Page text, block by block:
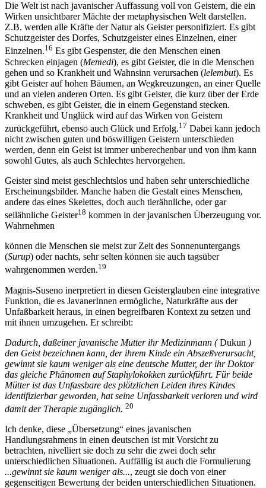
Die Welt ist nach javanischer Auffassung voll von Geistern, die ein
Wirken unsichtbarer Mächte der metaphysischen Welt darstellen.
Z.B. werden alle Kräfte der Natur als Geister personifiziert. Es gibt
Schutzgeister des Dorfes, Schutzgeister eines Einzelnen, einer
Einzelnen.16 Es gibt Gespenster, die den Menschen einen
Schrecken einjagen (Memedi), es gibt Geister, die in die Menschen
gehen und so Krankheit und Wahnsinn verursachen (lelembut). Es
gibt Geister auf hohen Bäumen, an Wegkreuzungen, an einer Quelle
und an vielen anderen Orten. Es gibt Geister, die kurz über der Erde
schweben, es gibt Geister, die in einem Gegenstand stecken.
Krankheit und Unglück wird auf das Wirken von Geistern
zurückgeführt, ebenso auch Glück und Erfolg.17 Dabei kann jedoch
nicht zwischen guten und böswilligen Geistern unterschieden
werden, denn ein Geist ist immer unberechenbar und von ihm kann
sowohl Gutes, als auch Schlechtes hervorgehen.
Geister sind meist geschlechtslos und haben sehr unterschiedliche
Erscheinungsbilder. Manche haben die Gestalt eines Menschen,
andere das eines Skelettes, doch auch tierähnliche, oder gar
seilähnliche Geister18 kommen in der javanischen Überzeugung vor.
Wahrnehmen
können die Menschen sie meist zur Zeit des Sonnenuntergangs
(Surup) oder nachts, sehr selten können sie auch tagsüber
wahrgenommen werden.19
Magnis-Suseno inerpretiert in diesen Geisterglauben eine integrative
Funktion, die es JavanerInnen ermögliche, Naturkräfte aus der
Unfaßbarkeit heraus, in einen begreifbaren Kontext zu setzen und
mit ihnen umzugehen. Er schreibt:
Dadurch, daßeiner javanische Mutter ihr Medizinmann (Dukun )
den Geist bezeichnen kann, der ihrem Kinde ein Abszeßverursacht,
gewinnt sie kaum weniger als eine deutsche Mutter, der ihr Doktor
das gleiche Phänomen auf Staphylokokken zurückführt. Für beide
Mütter ist das Unfassbare des plötzlichen Leiden ihres Kindes
identifizierbar geworden, hat seine Unfassbarkeit verloren und wird
damit der Therapie zugänglich. 20
Ich denke, diese „Übersetzung“ eines javanischen
Handlungsrahmens in einen deutschen ist mit Vorsicht zu
betrachten, nivelliert sie doch zu sehr die zwei doch sehr
unterschiedlichen Situationen. Auffällig ist auch die Formulierung
...gewinnt sie kaum weniger als..., zeugt sie doch von einer
gegenseitigen Bewertung der beiden unterschiedlichen Situationen.